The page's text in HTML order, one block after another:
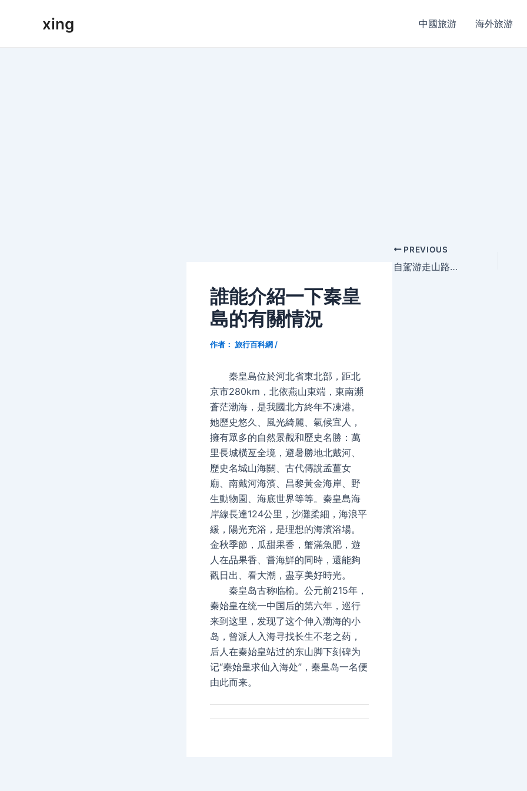
xing 中國旅游 海外旅游
誰能介紹一下秦皇
島的有關情況
作者： 旅行百科網 /
秦皇島位於河北省東北部，距北
京市280km，北依燕山東端，東南瀕
蒼茫渤海，是我國北方終年不凍港。
她歷史悠久、風光綺麗、氣候宜人，
擁有眾多的自然景觀和歷史名勝：萬
里長城橫亙全境，避暑勝地北戴河、
歷史名城山海關、古代傳說孟薑女
廟、南戴河海濱、昌黎黃金海岸、野
生動物園、海底世界等等。秦皇島海
岸線長達124公里，沙灘柔細，海浪平
緩，陽光充浴，是理想的海濱浴場。
金秋季節，瓜甜果香，蟹滿魚肥，遊
人在品果香、嘗海鮮的同時，還能夠
觀日出、看大潮，盡享美好時光。
秦皇岛古称临榆。公元前215年，
秦始皇在统一中国后的第六年，巡行
来到这里，发现了这个伸入渤海的小
岛，曾派人入海寻找长生不老之药，
后人在秦始皇站过的东山脚下刻碑为
记“秦始皇求仙入海处”，秦皇岛一名便
由此而来。
Post
navigation
PREVIOUS
自駕游走山路時要注意什麼？